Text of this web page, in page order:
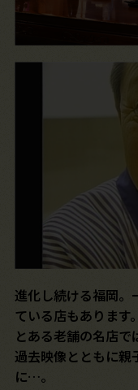
進化し続ける福岡。
ている店もあります。
とある老舗の名店
過去映像とともに親
に…。